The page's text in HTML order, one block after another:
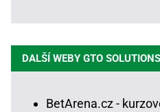
DALŠÍ WEBY GTO SOLUTIONS
BetArena.cz -